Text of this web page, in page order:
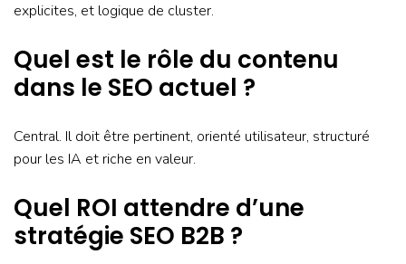
explicites, et logique de cluster.
Quel est le rôle du contenu
dans le SEO actuel ?
Central. Il doit être pertinent, orienté utilisateur, structuré
pour les IA et riche en valeur.
Quel ROI attendre d’une
stratégie SEO B2B ?